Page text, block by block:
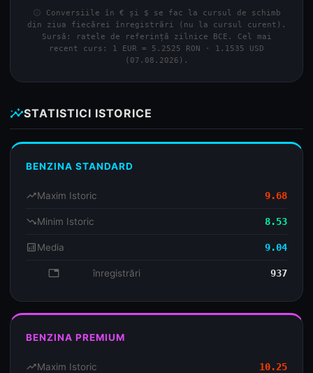
info Conversiile în € și $ se fac la cursul de schimb
din ziua fiecărei înregistrări (nu la cursul curent).
Sursă: ratele de referință zilnice BCE. Cel mai
recent curs: 1 EUR = 5.2525 RON · 1.1535 USD
(07.08.2026).
insightsSTATISTICI ISTORICE
BENZINA STANDARD
trending_upMaxim Istoric 9.68
trending_downMinim Istoric 8.53
analyticsMedia 9.04
database înregistrări 937
BENZINA PREMIUM
trending_upMaxim Istoric 10.25